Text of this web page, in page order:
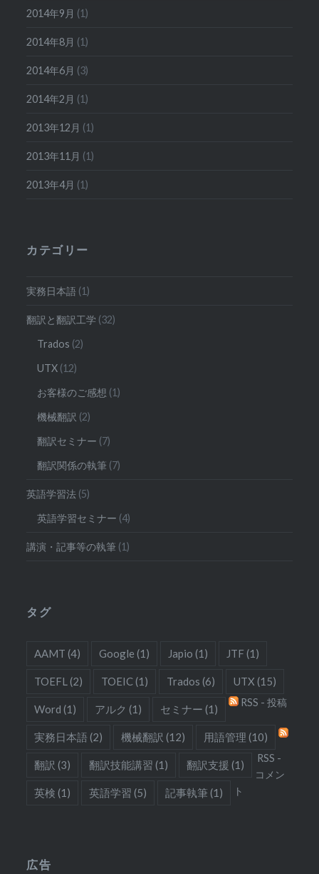
2014年9月 (1)
2014年8月 (1)
2014年6月 (3)
2014年2月 (1)
2013年12月 (1)
2013年11月 (1)
2013年4月 (1)
カテゴリー
実務日本語 (1)
翻訳と翻訳工学 (32)
Trados (2)
UTX (12)
お客様のご感想 (1)
機械翻訳 (2)
翻訳セミナー (7)
翻訳関係の執筆 (7)
英語学習法 (5)
英語学習セミナー (4)
講演・記事等の執筆 (1)
タグ
AAMT (4) Google (1) Japio (1) JTF(1)
TOEFL (2) TOEIC(1) Trados (6) UTX (15)
Word (1) アルク (1) セミナー (1)
実務日本語 (2) 機械翻訳 (12) 用語管理 (10)
翻訳 (3) 翻訳技能講習 (1) 翻訳支援 (1)
英検 (1) 英語学習 (5) 記事執筆(1)
RSS - 投稿
RSS -
コメン
ト
広告